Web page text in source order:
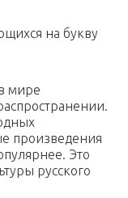
на букву
мире
произведения
Это
русского